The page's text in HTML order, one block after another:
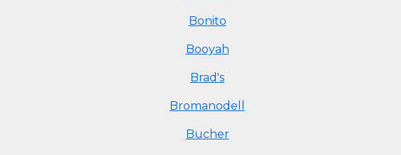
Bonito
Booyah
Brad's
Bromanodell
Bucher